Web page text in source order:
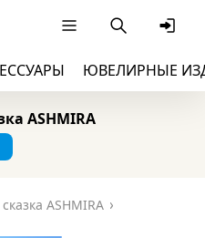
ЮВЕЛИРНЫЕ
ASHMIRA
ASHMIRA